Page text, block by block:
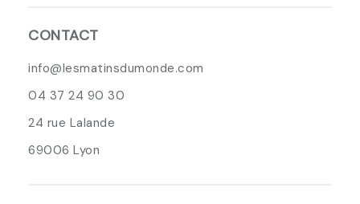
CONTACT
info@lesmatinsdumonde.com
04 37 24 90 30
24 rue Lalande
69006 Lyon